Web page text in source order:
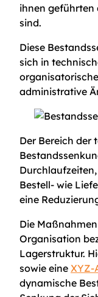
ihnen geführten
sind.
Diese
sich in
administrative
Der Bereich der
Bestell- wie
eine
Die
Organisation
Lagerstruktur.
sowie eine XYZ-
dynamische